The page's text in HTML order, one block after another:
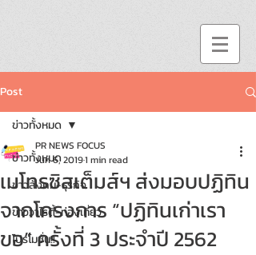
Post
ข่าวทั้งหมด
ข่าวสังคม-ธุรกิจ
ข่าววาไรตี้-ท่องเที่ยว
โปรโมชั่น!!
ข่าวทั้งหมด
เมโทรซิสเต็มส์ฯ ส่งมอบปฏิทิน
จากโครงการ “ปฏิทินเก่าเรา
ขอ” ครั้งที่ 3 ประจำปี 2562
PR NEWS FOCUS
Jun 6, 20191 min read